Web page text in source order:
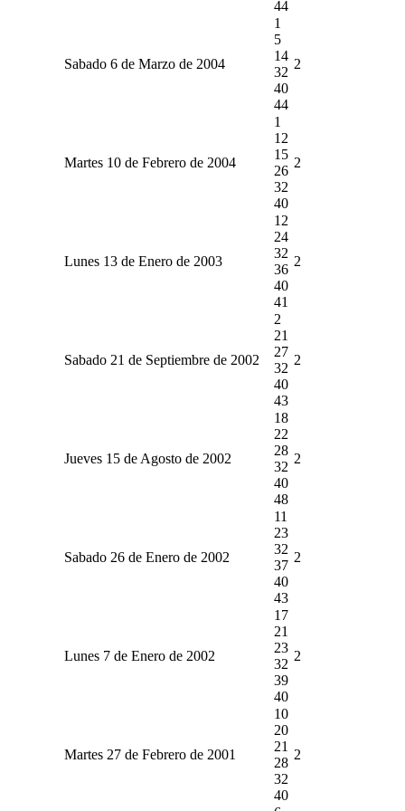
44
Sabado 6 de Marzo de 2004
1
5
14
32
40
44
2
Martes 10 de Febrero de 2004
1
12
15
26
32
40
2
Lunes 13 de Enero de 2003
12
24
32
36
40
41
2
Sabado 21 de Septiembre de 2002
2
21
27
32
40
43
2
Jueves 15 de Agosto de 2002
18
22
28
32
40
48
2
Sabado 26 de Enero de 2002
11
23
32
37
40
43
2
Lunes 7 de Enero de 2002
17
21
23
32
39
40
2
Martes 27 de Febrero de 2001
10
20
21
28
32
40
2